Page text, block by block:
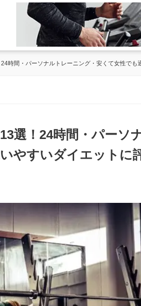
時間・パーソナルトレーニング・安くて女性でも
選！24時間・パーソ
やすいダイエットに